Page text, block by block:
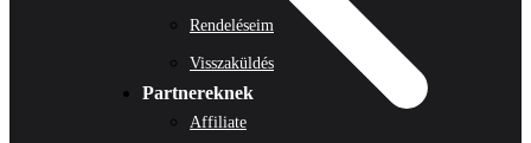
Rendeléseim
Visszaküldés
Partnereknek
Affiliate